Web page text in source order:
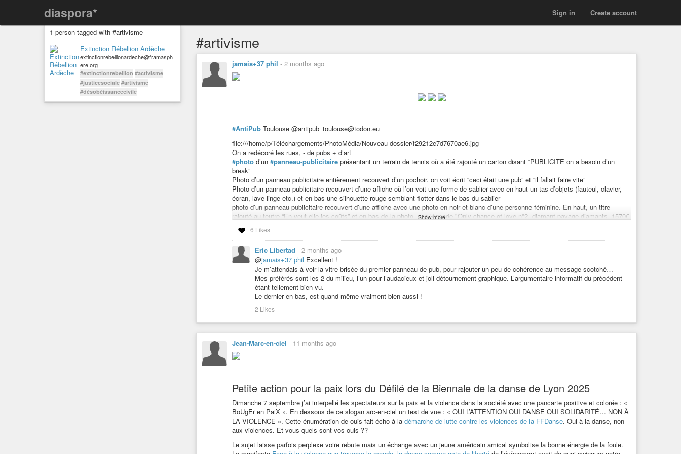
diaspora* Create account
Sign in
1 person tagged with #artivisme
Extinction Rébellion Ardèche
extinctionrebellionardeche@framasph
ere.org
#extinctionrebellion #activisme
#justicesociale #artivisme
#désobéissancecivile
#artivisme
jamais+37 phil - 2 months ago
#AntiPub Toulouse @antipub_toulouse@todon.eu
file:///home/p/Téléchargements/PhotoMédia/Nouveau dossier/f29212e7d7670ae6.jpg
On a redécoré les rues, - de pubs + d’art
#photo d’un #panneau-publicitaire présentant un terrain de tennis où a été rajouté un carton disant “PUBLICITE on a besoin d’un
break”
Photo d’un panneau publicitaire entièrement recouvert d’un pochoir. on voit écrit “ceci était une pub” et “il fallait faire vite”
Photo d’un panneau publicitaire recouvert d’une affiche où l’on voit une forme de sablier avec en haut un tas d’objets (fauteul, clavier,
écran, lave-linge etc.) et en bas une silhouette rouge semblant flotter dans le bas du sablier
photo d’un panneau publicitaire recouvert d’une affiche avec une photo en noir et blanc d’une personne féminine. En haut, un titre
rajouté au feutre “En veut-elle les coûts” et en bas de la photo, une légende "Only chance of love n°2, diamant pavage diamants, 1570€
publicité, 810 € de FAMAS, et 0,99€ de savon pour s’en laver l’annulaire” un encart : “info” et écrit à la main “ce qu’on n’achète pas, ils
ne le vendent pas… et ouais !”
#artivisme #AntiPub #Toulouse
https://cdn.h4.io/cache/media_attachments/files/116/675/235/668/372/609/original/25e9175d008e2e09.jpg
Show more
6 Likes
Eric Libertad - 2 months ago
@jamais+37 phil Excellent !
Je m’attendais à voir la vitre brisée du premier panneau de pub, pour rajouter un peu de cohérence au message scotché…
Mes préférés sont les 2 du milieu, l’un pour l’audacieux et joli détournement graphique. L’argumentaire informatif du précédent
étant tellement bien vu.
Le dernier en bas, est quand même vraiment bien aussi !
2 Likes
Jean-Marc-en-ciel - 11 months ago
Petite action pour la paix lors du Défilé de la Biennale de la danse de Lyon 2025
Dimanche 7 septembre j’ai interpellé les spectateurs sur la paix et la violence dans la société avec une pancarte positive et colorée : «
BoUgEr en PaiX ». En dessous de ce slogan arc-en-ciel un test de vue : « OUI L’ATTENTION OUI DANSE OUI SOLIDARITÉ… NON À
LA VIOLENCE ». Cette énumération de ouis fait écho à la démarche de lutte contre les violences de la FFDanse. Oui à la danse, non
aux violences. Et vous quels sont vos ouis ??
Le sujet laisse parfois perplexe voire rebute mais un échange avec un jeune américain amical symbolise la bonne énergie de la foule.